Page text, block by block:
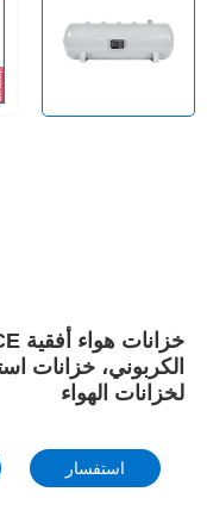
لخزانات الهواء
استفسار